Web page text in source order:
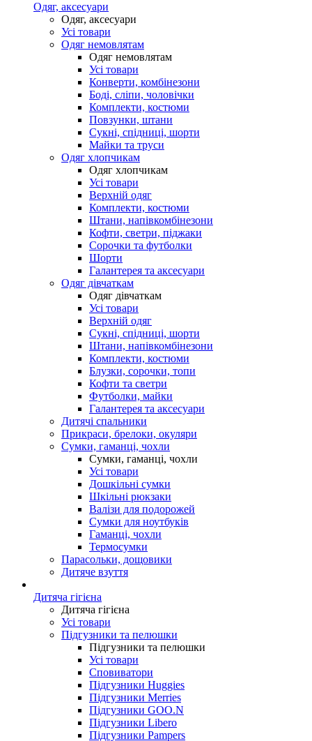
Одяг, аксесуари
Одяг, аксесуари
Усі товари
Одяг немовлятам
Одяг немовлятам
Усі товари
Конверти, комбінезони
Боді, сліпи, чоловічки
Комплекти, костюми
Повзунки, штани
Сукні, спідниці, шорти
Майки та труси
Одяг хлопчикам
Одяг хлопчикам
Усі товари
Верхній одяг
Комплекти, костюми
Штани, напівкомбінезони
Кофти, светри, піджаки
Сорочки та футболки
Шорти
Галантерея та аксесуари
Одяг дівчаткам
Одяг дівчаткам
Усі товари
Верхній одяг
Сукні, спідниці, шорти
Штани, напівкомбінезони
Комплекти, костюми
Блузки, сорочки, топи
Кофти та светри
Футболки, майки
Галантерея та аксесуари
Дитячі спальники
Прикраси, брелоки, окуляри
Сумки, гаманці, чохли
Сумки, гаманці, чохли
Усі товари
Дошкільні сумки
Шкільні рюкзаки
Валізи для подорожей
Сумки для ноутбуків
Гаманці, чохли
Термосумки
Парасольки, дощовики
Дитяче взуття
Дитяча гігієна
Дитяча гігієна
Усі товари
Підгузники та пелюшки
Підгузники та пелюшки
Усі товари
Сповиватори
Підгузники Huggies
Підгузники Merries
Підгузники GOO.N
Підгузники Libero
Підгузники Pampers